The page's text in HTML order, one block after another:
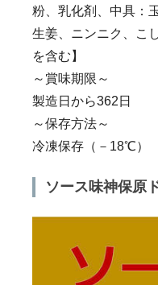
粉、乳化剤、中具：
生姜、ニンニク、こ
を含む】
～賞味期限～
製造日から362日
～保存方法～
冷凍保存（－18℃）
ソース味神保原